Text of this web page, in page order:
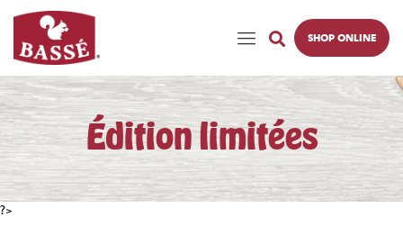
SHOP ONLINE
Édition limitées
?>